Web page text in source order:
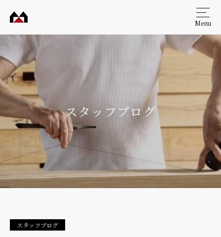
工務
Menu
スタッフブログ
スタッフブログ